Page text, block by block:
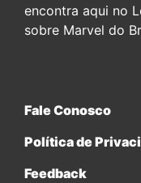
encontra aqui no
sobre Marvel do
Fale Conosco
Política de
Feedback